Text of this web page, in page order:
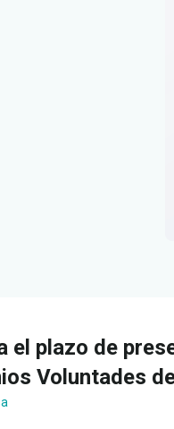
el plazo de
Voluntades